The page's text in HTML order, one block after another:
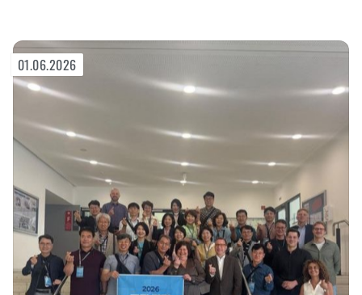
Spanien,
Albanien
und
Vietnam
01.06.2026